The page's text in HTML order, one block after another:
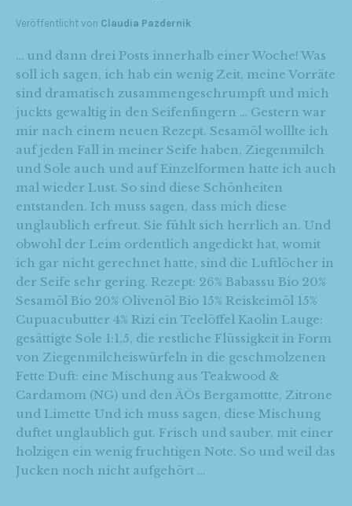
Veröffentlicht von Claudia Pazdernik
… und dann drei Posts innerhalb einer Woche! Was
soll ich sagen, ich hab ein wenig Zeit, meine Vorräte
sind dramatisch zusammengeschrumpft und mich
juckts gewaltig in den Seifenfingern … Gestern war
mir nach einem neuen Rezept. Sesamöl wolllte ich
auf jeden Fall in meiner Seife haben, Ziegenmilch
und Sole auch und auf Einzelformen hatte ich auch
mal wieder Lust. So sind diese Schönheiten
entstanden. Ich muss sagen, dass mich diese
unglaublich erfreut. Sie fühlt sich herrlich an. Und
obwohl der Leim ordentlich angedickt hat, womit
ich gar nicht gerechnet hatte, sind die Luftlöcher in
der Seife sehr gering. Rezept: 26% Babassu Bio 20%
Sesamöl Bio 20% Olivenöl Bio 15% Reiskeimöl 15%
Cupuacubutter 4% Rizi ein Teelöffel Kaolin Lauge:
gesättigte Sole 1:1,5, die restliche Flüssigkeit in Form
von Ziegenmilcheiswürfeln in die geschmolzenen
Fette Duft: eine Mischung aus Teakwood &
Cardamom (NG) und den ÄÖs Bergamottte, Zitrone
und Limette Und ich muss sagen, diese Mischung
duftet unglaublich gut. Frisch und sauber, mit einer
holzigen ein wenig fruchtigen Note. So und weil das
Jucken noch nicht aufgehört …